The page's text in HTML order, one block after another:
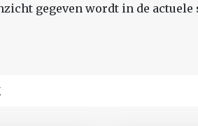
gegeven wordt in de